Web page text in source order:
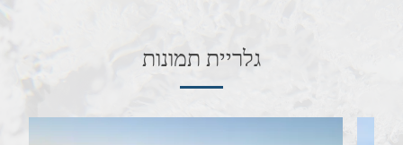
גלריית תמונות